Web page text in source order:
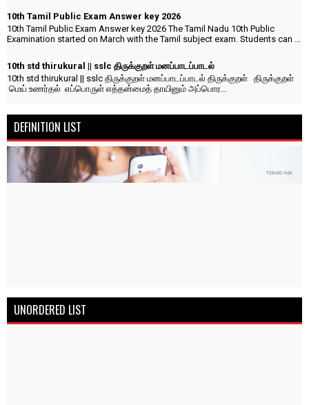
10th Tamil Public Exam Answer key 2026
10th Tamil Public Exam Answer key 2026 The Tamil Nadu 10th Public
Examination started on March with the Tamil subject exam. Students can ...
10th std thirukural || sslc திருக்குறள் மனப்பாடப்பாடல்
10th std thirukural || sslc திருக்குறள் மனப்பாடப்பாடல் திருக்குறள் திருக்குறள்
மெய் உணர்தல் எப்பொருள் எத்தன்மைத் தாயினும் அப்பொர...
DEFINITION LIST
UNORDERED LIST